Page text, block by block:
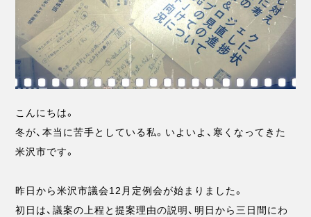
こんにちは。
冬が、本当に苦手としている私。いよいよ、寒くなってきた
米沢市です。
昨日から米沢市議会12月定例会が始まりました。
初日は、議案の上程と提案理由の説明、明日から三日間にわ